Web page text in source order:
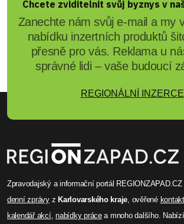
Chcete zviditelnit svůj byznys v
Zanechte nám svůj e-mail a my
nabídku inzertních produktů
přesně pro vás. Reklama u
správné lidi – vaše budoucí
REGIONÁLNÍ INZERCE
Zpravodajský a informační portál
denní zprávyz Karlovarského kraje, ověřené
kalendář akcí,nabídky prácea mnoho dalšího.